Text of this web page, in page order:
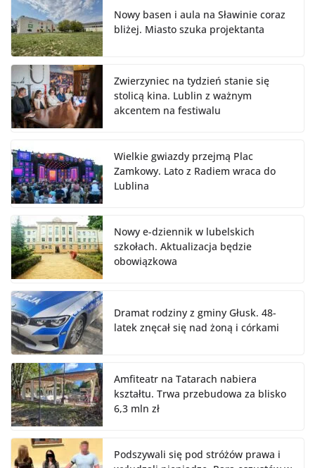
Nowy basen i aula na Sławinie coraz
bliżej. Miasto szuka projektanta
Zwierzyniec na tydzień stanie się
stolicą kina. Lublin z ważnym
akcentem na festiwalu
Wielkie gwiazdy przejmą Plac
Zamkowy. Lato z Radiem wraca do
Lublina
Nowy e-dziennik w lubelskich
szkołach. Aktualizacja będzie
obowiązkowa
Dramat rodziny z gminy Głusk. 48-
latek znęcał się nad żoną i córkami
Amfiteatr na Tatarach nabiera
kształtu. Trwa przebudowa za blisko
6,3 mln zł
Podszywali się pod stróżów prawa i